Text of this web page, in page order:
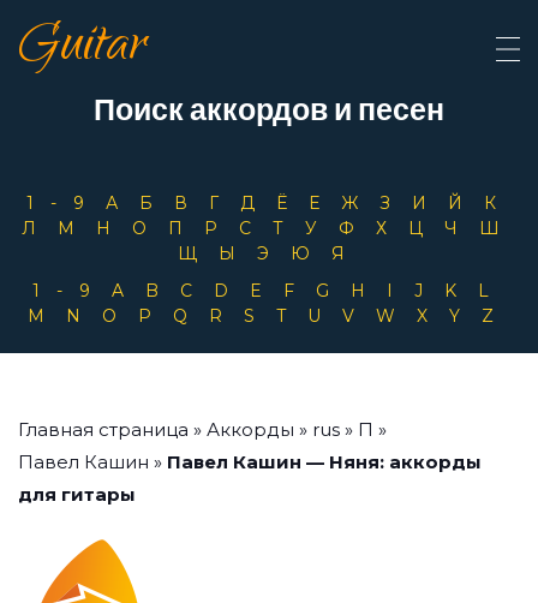
Guitar
Поиск аккордов и песен
1-9 А Б В Г Д Ё Е Ж З И Й
К
Л
М Н О П Р С Т У Ф Х Ц Ч
Ш
Щ
Ы Э Ю
Я
1-9
A B C D E F G H I J K
L
M
N O P Q R S T U V W X Y Z
Главная страница » Аккорды » rus » П »
Павел Кашин » Павел Кашин — Няня: аккорды
для гитары